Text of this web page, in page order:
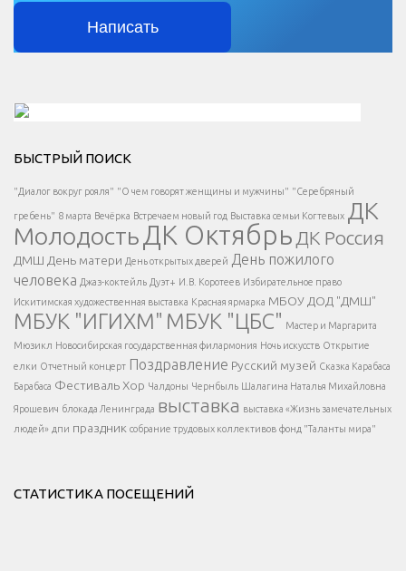
Написать
Есть вопрос?
Напишите нам
</span >
Написать
</button >
</div >
</div > </div >
БЫСТРЫЙ ПОИСК
"Диалог вокруг рояля" "О чем говорят женщины и мужчины" "Серебряный
гребень" 8 марта Вечёрка Встречаем новый год Выставка семьи Когтевых ДК
МолодостьДК Октябрь ДК Россия
ДМШ День матери День открытых дверей День пожилого
человека Джаз-коктейль Дуэт+ И.В. Коротеев Избирательное право
Искитимская художественная выставка Красная ярмарка МБОУ ДОД "ДМШ"
МБУК "ИГИХМ" МБУК "ЦБС" Мастер и Маргарита
Мюзикл Новосибирская государственная филармония Ночь искусств Открытие
елки Отчетный концерт Поздравление Русский музей Сказка Карабаса
Барабаса Фестиваль Хор Чалдоны Чернбыль Шалагина Наталья Михайловна
Ярошевич блокада Ленинграда выставка выставка «Жизнь замечательных
людей» дпи праздник собрание трудовых коллективов фонд "Таланты мира"
СТАТИСТИКА ПОСЕЩЕНИЙ